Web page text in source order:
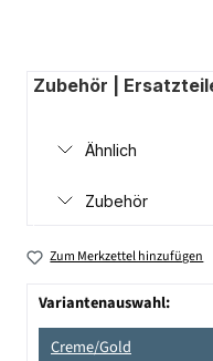
Zubehör |
Ähnlich
Zubehör
Zum Merkzettel hinzufügen
Variantenauswahl:
Creme/Gold